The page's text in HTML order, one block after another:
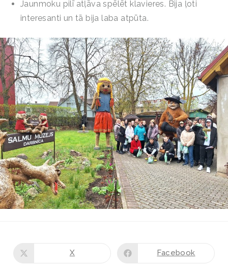
Jaunmoku pilī atļāva spēlēt klavieres. Bija ļoti
interesanti un tā bija laba atpūta.
X Facebook